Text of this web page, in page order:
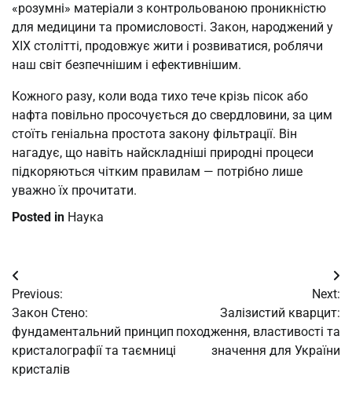
«розумні» матеріали з контрольованою проникністю
для медицини та промисловості. Закон, народжений у
XIX столітті, продовжує жити і розвиватися, роблячи
наш світ безпечнішим і ефективнішим.
Кожного разу, коли вода тихо тече крізь пісок або
нафта повільно просочується до свердловини, за цим
стоїть геніальна простота закону фільтрації. Він
нагадує, що навіть найскладніші природні процеси
підкоряються чітким правилам — потрібно лише
уважно їх прочитати.
Posted in Наука
Post
navigation
Previous:
Закон Стено:
фундаментальний принцип
кристалографії та таємниці
кристалів
Next:
Залізистий кварцит:
походження, властивості та
значення для України